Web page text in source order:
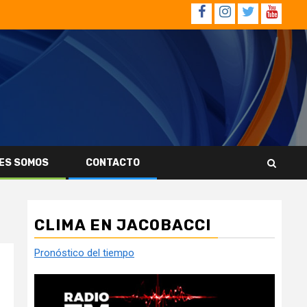
Facebook
Instagram
Twitter
SOMOS CONTACTO
CLIMA EN JACOBACCI
Pronóstico del tiempo